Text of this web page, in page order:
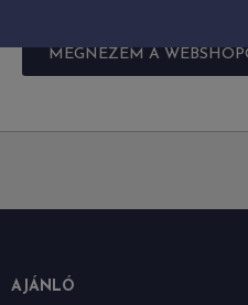
MEGNÉZEM A
AJÁNLÓ